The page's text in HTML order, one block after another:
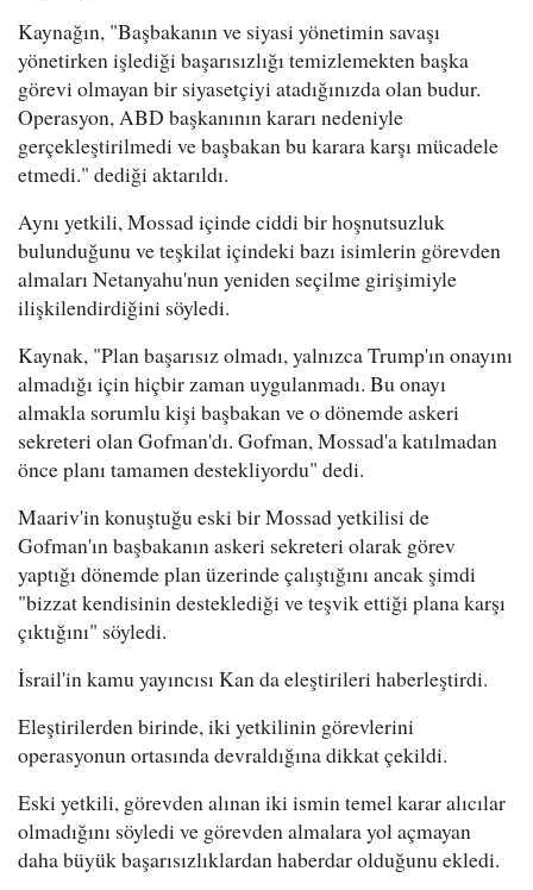
Kaynağın, "Başbakanın ve siyasi yönetimin savaşı
yönetirken işlediği başarısızlığı temizlemekten başka
görevi olmayan bir siyasetçiyi atadığınızda olan budur.
Operasyon, ABD başkanının kararı nedeniyle
gerçekleştirilmedi ve başbakan bu karara karşı mücadele
etmedi." dediği aktarıldı.
Aynı yetkili, Mossad içinde ciddi bir hoşnutsuzluk
bulunduğunu ve teşkilat içindeki bazı isimlerin görevden
almaları Netanyahu'nun yeniden seçilme girişimiyle
ilişkilendirdiğini söyledi.
Kaynak, "Plan başarısız olmadı, yalnızca Trump'ın onayını
almadığı için hiçbir zaman uygulanmadı. Bu onayı
almakla sorumlu kişi başbakan ve o dönemde askeri
sekreteri olan Gofman'dı. Gofman, Mossad'a katılmadan
önce planı tamamen destekliyordu" dedi.
Maariv'in konuştuğu eski bir Mossad yetkilisi de
Gofman'ın başbakanın askeri sekreteri olarak görev
yaptığı dönemde plan üzerinde çalıştığını ancak şimdi
"bizzat kendisinin desteklediği ve teşvik ettiği plana karşı
çıktığını" söyledi.
İsrail'in kamu yayıncısı Kan da eleştirileri haberleştirdi.
Eleştirilerden birinde, iki yetkilinin görevlerini
operasyonun ortasında devraldığına dikkat çekildi.
Eski yetkili, görevden alınan iki ismin temel karar alıcılar
olmadığını söyledi ve görevden almalara yol açmayan
daha büyük başarısızlıklardan haberdar olduğunu ekledi.